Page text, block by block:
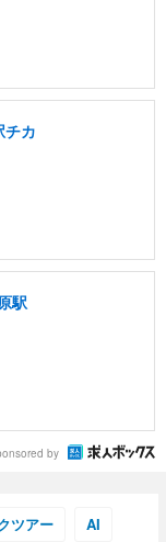
チカ
駅
by
ツアー AI